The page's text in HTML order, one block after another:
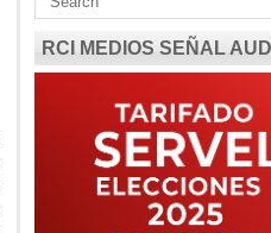
RCI MEDIOS SEÑAL